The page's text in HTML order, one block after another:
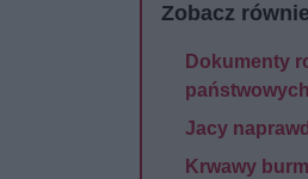
Zobacz
Dokumenty
Jacy
Krwawy